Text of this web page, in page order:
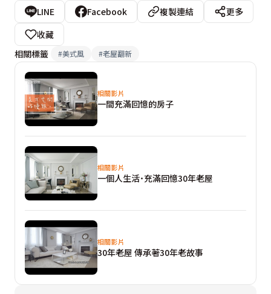
藉此解決位在廊道旁的隔音問題。而與屋齡相同的老餐
櫃，也保存下來成為餐廳的視覺主角，搭配精心挑選的維
多利亞時代餐桌，使空間渲染絲絲古典氣息，更象徵承襲
這個家過去的記憶，連結即將展開的新生活。
推開玻璃格子雙開門，一片純淨的客廳中，點綴些許金
色，淡淡的帶出符合屋主氣質的優雅華麗。光影灑落下，
客廳一角規劃琴房，優雅的綠色沙發及雅緻鋼琴，則讓空
間彷彿一幅畫作，在琴房內的鏡子反射下，展現多角度的
美感。張馨設計團隊在本案同樣藉由582設計理念，創造
設計最大的包容度，透過乾淨的空間背景，襯上符合屋主
性格的軟件，呈現專屬於屋主個性的獨特美式居家。
#張馨室內設計台北總公司
LINE Facebook 複製連結
更多
收藏
相關標籤
#美式風 #老屋翻新
相關影片
一間充滿回憶的房子
相關影片
一個人生活˙充滿回憶30年老屋
相關影片
30年老屋 傳承著30年老故事